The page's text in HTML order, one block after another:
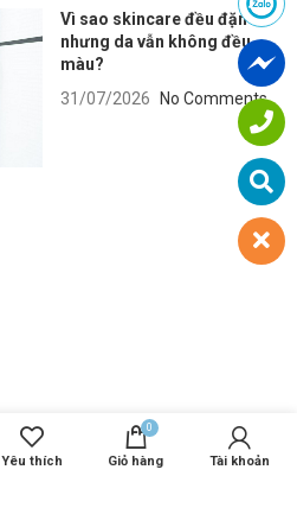
Vì sao skincare đều đặn
nhưng da vẫn không đều
màu?
31/07/2026
No Comments
Yêu thích
0
Giỏ hàng Tài khoản